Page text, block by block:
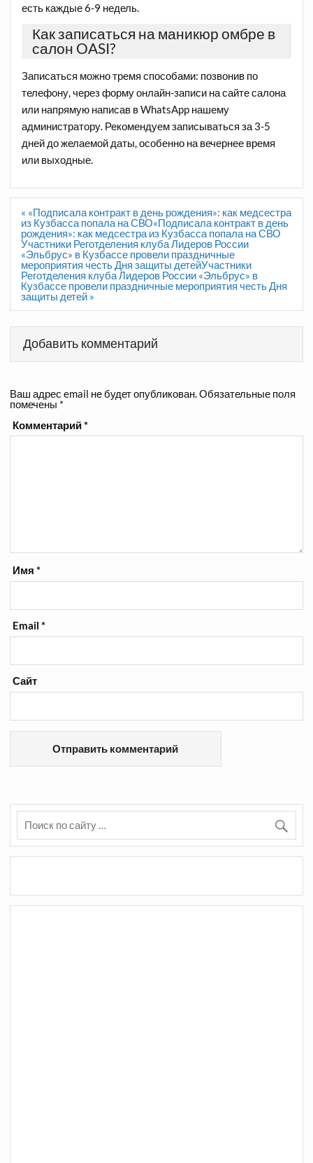
есть каждые 6-9 недель.
Как записаться на маникюр омбре в
салон OASI?
Записаться можно тремя способами: позвонив по
телефону, через форму онлайн-записи на сайте салона
или напрямую написав в WhatsApp нашему
администратору. Рекомендуем записываться за 3-5
дней до желаемой даты, особенно на вечернее время
или выходные.
Навигация
по
записям
« «Подписала контракт в день рождения»: как медсестра
из Кузбасса попала на СВО«Подписала контракт в день
рождения»: как медсестра из Кузбасса попала на СВО
Участники Реготделения клуба Лидеров России
«Эльбрус» в Кузбассе провели праздничные
мероприятия честь Дня защиты детейУчастники
Реготделения клуба Лидеров России «Эльбрус» в
Кузбассе провели праздничные мероприятия честь Дня
защиты детей »
Добавить комментарий
Ваш адрес email не будет опубликован.Обязательные поля
помечены *
Комментарий*
Имя*
Email*
Сайт